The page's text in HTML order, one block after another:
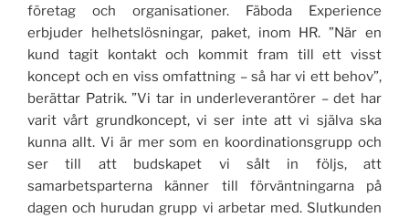
företag och organisationer. Fäboda Experience
erbjuder helhetslösningar, paket, inom HR. ”När en
kund tagit kontakt och kommit fram till ett visst
koncept och en viss omfattning – så har vi ett behov”,
berättar Patrik. ”Vi tar in underleverantörer – det har
varit vårt grundkoncept, vi ser inte att vi själva ska
kunna allt. Vi är mer som en koordinationsgrupp och
ser till att budskapet vi sålt in följs, att
samarbetsparterna känner till förväntningarna på
dagen och hurudan grupp vi arbetar med. Slutkunden